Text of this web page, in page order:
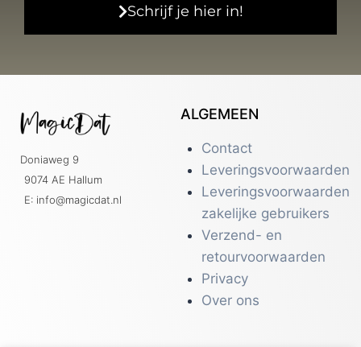
Schrijf je hier in!
Doniaweg 9
9074 AE Hallum
E: info@magicdat.nl
ALGEMEEN
Contact
Leveringsvoorwaarden
Leveringsvoorwaarden
zakelijke gebruikers
Verzend- en
retourvoorwaarden
Privacy
Over ons